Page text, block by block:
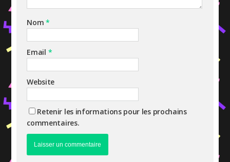
Nom*
Email *
Website
Retenir les informations pour les prochains
commentaires.